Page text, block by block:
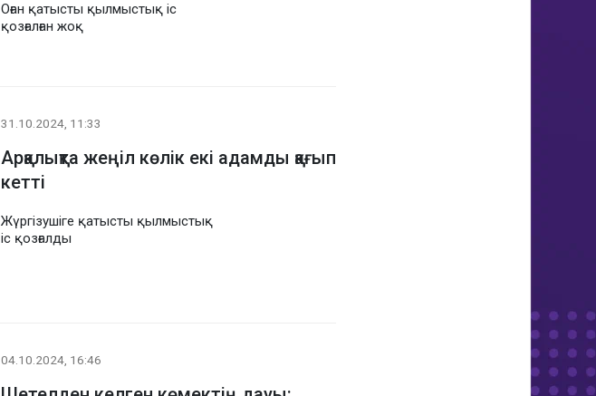
Оған қатысты қылмыстық іс
қозғалған жоқ
31.10.2024, 11:33
Арқалықта жеңіл көлік екі адамды қағып
кетті
Жүргізушіге қатысты қылмыстық
іс қозғалды
04.10.2024, 16:46